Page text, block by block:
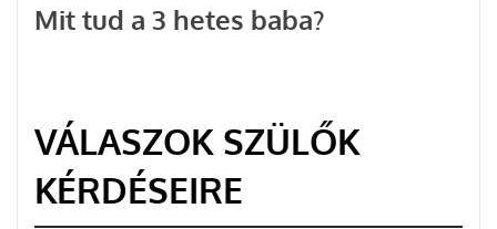
Mit tud a 3 hetes baba?
VÁLASZOK SZÜLŐK
KÉRDÉSEIRE